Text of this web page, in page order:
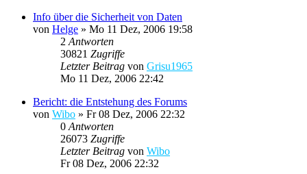
Info über die Sicherheit von Daten
von Helge » Mo 11 Dez, 2006 19:58
2 Antworten
30821 Zugriffe
Letzter Beitrag von Grisu1965
Mo 11 Dez, 2006 22:42
Bericht: die Entstehung des Forums
von Wibo » Fr 08 Dez, 2006 22:32
0 Antworten
26073 Zugriffe
Letzter Beitrag von Wibo
Fr 08 Dez, 2006 22:32